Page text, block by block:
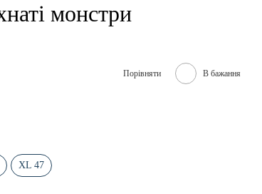
монстри
Порівняти В бажання
XL 47